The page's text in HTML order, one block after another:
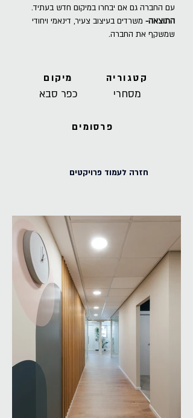
עם החברה גם אם יבחרו במיקום חדש בעתיד.
התוצאה- משרדים בעיצוב צעיר, דינאמי ויחודי
שמשקף את החברה.
מיקום
כפר סבא
קטגוריה
מסחרי
פרסומים
חזרה לעמוד פרויקטים